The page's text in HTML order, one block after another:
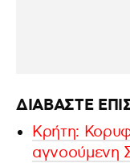
ΔΙΑΒΑΣΤΕ
Κρήτη:
αγνοούμενη